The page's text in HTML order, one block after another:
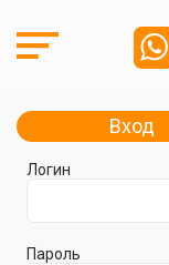
Вход
Логин
Пароль